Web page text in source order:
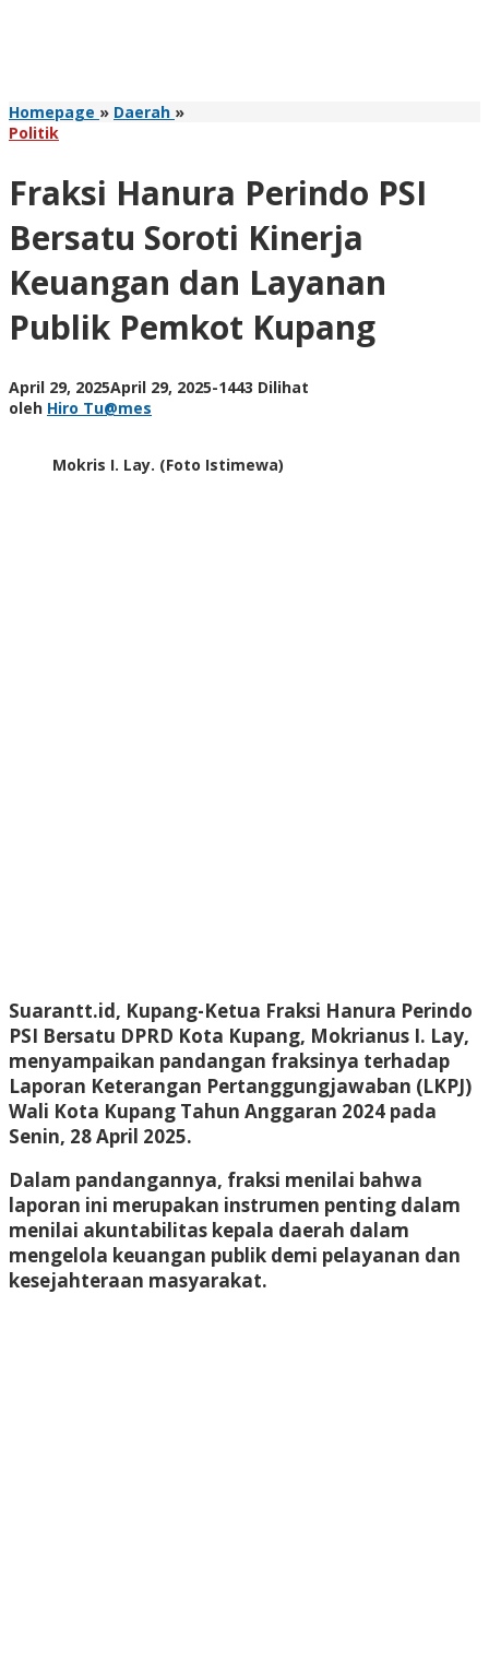
Homepage » Daerah »Fraksi
Bersatu
Kinerja
Keuangan
dan
Layanan
Publik
Pemkot
Politik
Fraksi Hanura Perindo PSI
Bersatu Soroti Kinerja
Keuangan dan Layanan
Publik Pemkot Kupang
April 29, 2025April 29, 2025oleh
-1443 Dilihat
oleh Hiro Tu@mes
Mokris I. Lay. (Foto Istimewa)
Suarantt.id, Kupang-Ketua Fraksi Hanura Perindo
PSI Bersatu DPRD Kota Kupang, Mokrianus I. Lay,
menyampaikan pandangan fraksinya terhadap
Laporan Keterangan Pertanggungjawaban (LKPJ)
Wali Kota Kupang Tahun Anggaran 2024 pada
Senin, 28 April 2025.
Dalam pandangannya, fraksi menilai bahwa
laporan ini merupakan instrumen penting dalam
menilai akuntabilitas kepala daerah dalam
mengelola keuangan publik demi pelayanan dan
kesejahteraan masyarakat.